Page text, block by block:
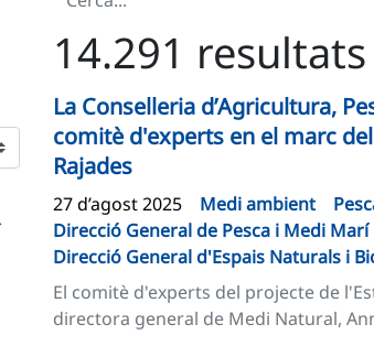
14.291 resultats
La Conselleria d’Agricultura,
comitè d'experts en el marc
Rajades
27 d’agost 2025 Medi ambient
Direcció General de Pesca i Medi Marí
Direcció General d'Espais Naturals i
El comitè d'experts del projecte de
directora general de Medi Natural,